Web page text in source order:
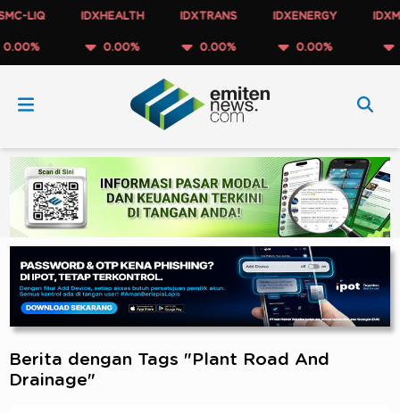
LIQ IDXHEALTH
0.00%
IDXTRANS
0.00%
IDXENERGY
0.00%
Berita dengan Tags "Plant Road And
Drainage"